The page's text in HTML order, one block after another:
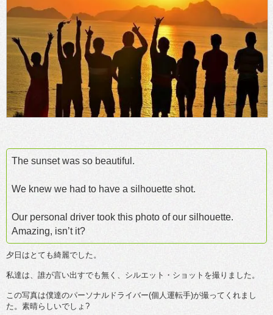
The sunset was so beautiful.
We knew we had to have a silhouette shot.
Our personal driver took this photo of our silhouette.
Amazing, isn’t it?
夕日はとても綺麗でした。
私達は、誰が言い出すでも無く、シルエット・ショットを撮りました。
この写真は僕達のパーソナルドライバー(個人運転手)が撮ってくれまし
た。素晴らしいでしょ?